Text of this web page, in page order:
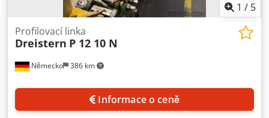
1 / 5
Německo 386 km
Profilovací linka
Dreistern P 12 10 N
Informace o ceně